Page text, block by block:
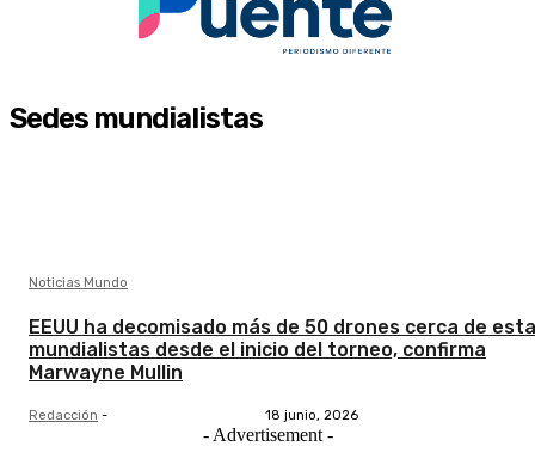
Sedes mundialistas
Noticias Mundo
EEUU ha decomisado más de 50 drones cerca de
mundialistas desde el inicio del torneo, confirma
Marwayne Mullin
Redacción - 18 junio, 2026
- Advertisement -